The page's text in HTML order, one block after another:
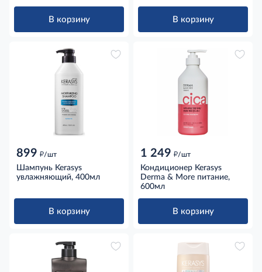
В корзину В корзину
899 д/шт
Шампунь Kerasys
увлажняющий, 400мл
В корзину
1 249 д/шт
Кондиционер Kerasys
Derma & More питание,
600мл
В корзину